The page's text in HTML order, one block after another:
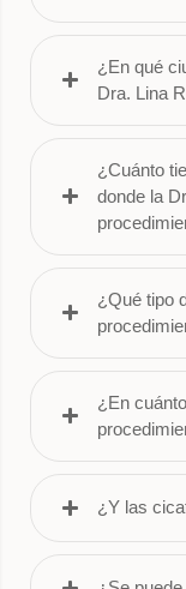
¿En qué
Dra. Lina
¿Cuánto
donde la
¿Qué tipo
¿En
¿Y las